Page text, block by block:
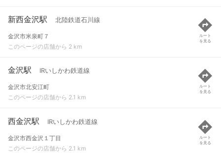
新西金沢駅 北陸鉄道石川線
金沢市米泉町７
このページの店舗から 2 km
ルート
を見る
金沢駅 IRいしかわ鉄道線
金沢市北安江町
このページの店舗から 2.1 km
ルート
を見る
西金沢駅 IRいしかわ鉄道線
金沢市西金沢１丁目
このページの店舗から 2.1 km
ルート
を見る